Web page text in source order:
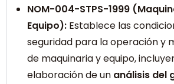
NOM-004-STPS-1999
Equipo): Establece las
seguridad para la operación y
de maquinaria y equipo,
elaboración de un análisis del